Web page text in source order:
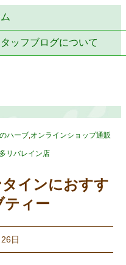
ッフブログについて
ハーブ,オンラインショップ通販
リバレイン店
インにおすす
ティー
日